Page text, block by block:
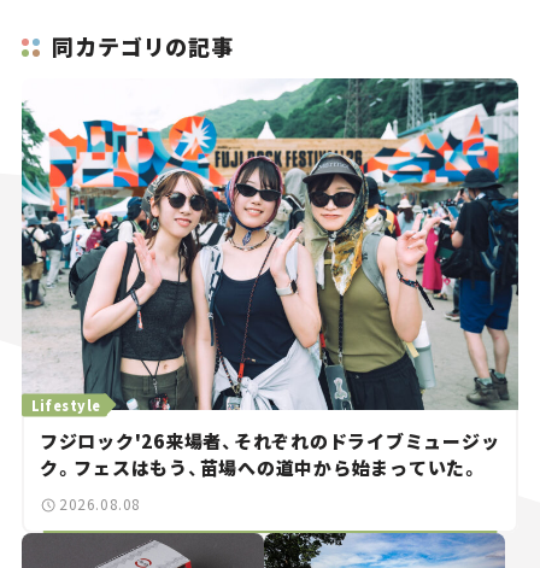
同カテゴリの記事
フジロック'26来場者、それぞれのドライブミュージッ
ク。フェスはもう、苗場への道中から始まっていた。
Lifestyle
2026.08.08